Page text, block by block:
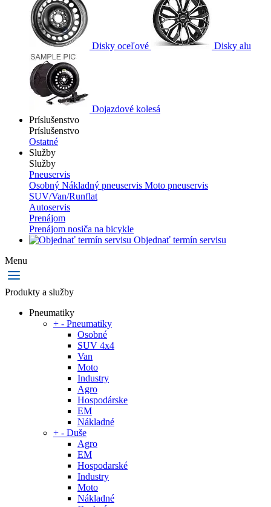
Disky oceľové Disky alu
Dojazdové kolesá
Príslušenstvo
Príslušenstvo
Ostatné
Služby
Služby
Pneuservis
Osobný Nákladný pneuservis Moto pneuservis
SUV/Van/Runflat
Autoservis
Prenájom
Prenájom nosiča na bicykle
Objednať termín servisu
Menu
Produkty a služby
Pneumatiky
+ - Pneumatiky
Osobné
SUV 4x4
Van
Moto
Industry
Agro
Hospodárske
EM
Nákladné
+ - Duše
Agro
EM
Hospodarské
Industry
Moto
Nákladné